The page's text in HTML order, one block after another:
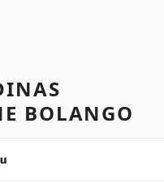
BOLANGO